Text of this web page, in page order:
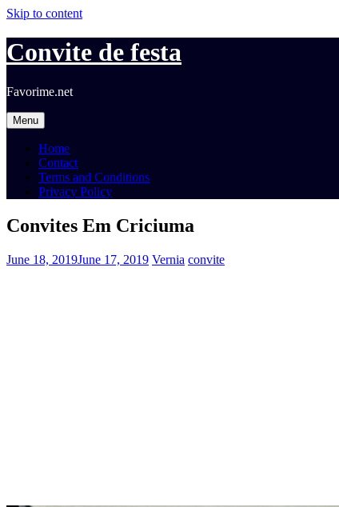
Skip to content
Convite de festa
Favorime.net
Menu
Home
Contact
Terms and Conditions
Privacy Policy
Convites Em Criciuma
June 18, 2019June 17, 2019 Vernia convite